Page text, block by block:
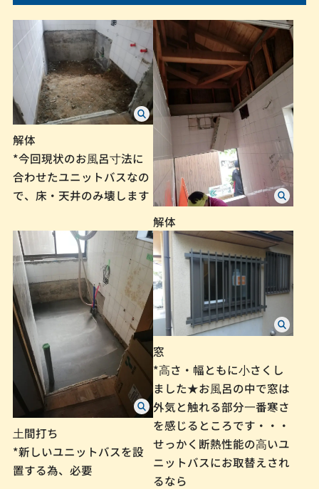
解体
*今回現状のお⾵呂⼨法に
合わせたユニットバスなの
で、床・天井のみ壊します
解体
⼟間打ち
*新しいユニットバスを設
置する為、必要
窓
*⾼さ・幅ともに⼩さくし
ました★お⾵呂の中で窓は
外気と触れる部分⼀番寒さ
を感じるところです・・・
せっかく断熱性能の⾼いユ
ニットバスにお取替えされ
るなら